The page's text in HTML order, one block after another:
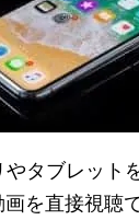
タブレット
を直接視聴